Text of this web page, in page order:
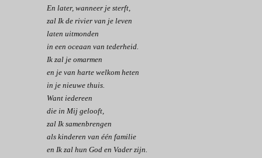
En later, wanneer je sterft,
zal Ik de rivier van je leven
laten uitmonden
in een oceaan van tederheid.
Ik zal je omarmen
en je van harte welkom heten
in je nieuwe thuis.
Want iedereen
die in Mij gelooft,
zal Ik samenbrengen
als kinderen van één familie
en Ik zal hun God en Vader zijn.